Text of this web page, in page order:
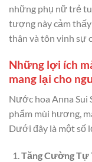
những phụ nữ trẻ
tượng này cảm
thân và tôn vinh sự
Những lợi ích
mang lại cho
Nước hoa Anna Sui
phẩm mùi hương,
Dưới đây là một số
Tăng Cường Tự